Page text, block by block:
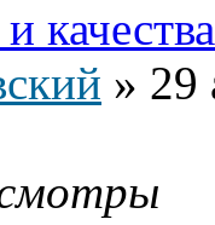
качества
» 29